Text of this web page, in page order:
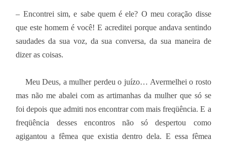
– Encontrei sim, e sabe quem é ele? O meu coração disse
que este homem é você! E acreditei porque andava sentindo
saudades da sua voz, da sua conversa, da sua maneira de
dizer as coisas.
Meu Deus, a mulher perdeu o juízo… Avermelhei o rosto
mas não me abalei com as artimanhas da mulher que só se
foi depois que admiti nos encontrar com mais freqüência. E a
freqüência desses encontros não só despertou como
agigantou a fêmea que existia dentro dela. E essa fêmea